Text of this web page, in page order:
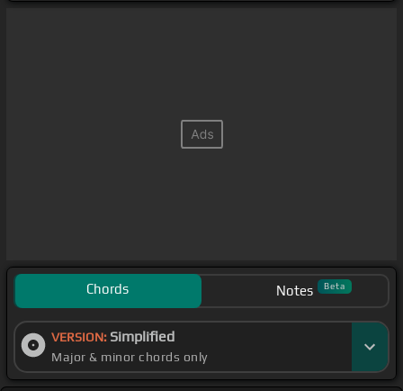
Chords Notes Beta
VERSION: Simplified
Major & minor chords only